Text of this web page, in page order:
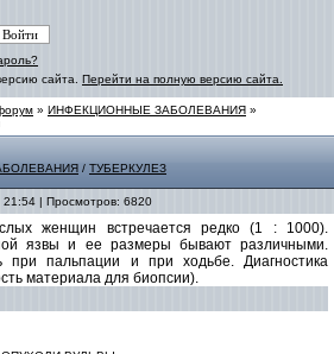
сайта. Перейти на полную версию сайта.
» ИНФЕКЦИОННЫЕ ЗАБОЛЕВАНИЯ »
/ ТУБЕРКУЛЕЗ
21:54 | Просмотров: 6820
женщин встречается редко (1 : 1000).
язвы и ее размеры бывают различными.
при пальпации и при ходьбе. Диагностика
материала для биопсии).